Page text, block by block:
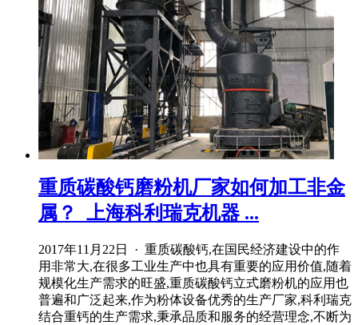
重质碳酸钙磨粉机厂家如何加工非金
属？_上海科利瑞克机器 ...
2017年11月22日 · 重质碳酸钙,在国民经济建设中的作
用非常大,在很多工业生产中也具有重要的应用价值,随着
规模化生产需求的旺盛,重质碳酸钙立式磨粉机的应用也
普遍和广泛起来,作为粉体设备优秀的生产厂家,科利瑞克
结合重钙的生产需求,秉承品质和服务的经营理念,不断为